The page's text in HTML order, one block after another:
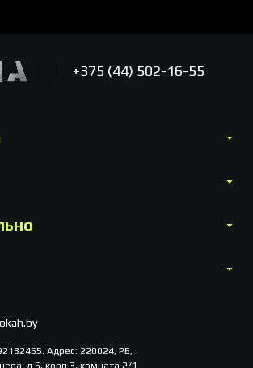
+375 (44) 502-16-55
Адрес: 220024, РБ,
д.5, корп.3, комната 2/1.